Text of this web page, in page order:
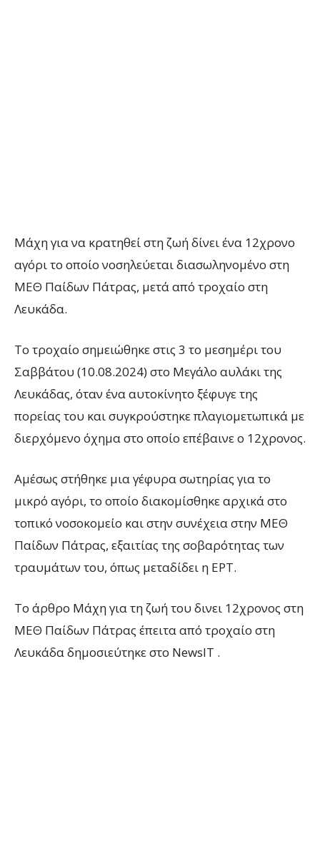
Μάχη για να κρατηθεί στη ζωή δίνει ένα 12χρονο
αγόρι το οποίο νοσηλεύεται διασωληνομένο στη
ΜΕΘ Παίδων Πάτρας, μετά από τροχαίο στη
Λευκάδα.
Το τροχαίο σημειώθηκε στις 3 το μεσημέρι του
Σαββάτου (10.08.2024) στο Μεγάλο αυλάκι της
Λευκάδας, όταν ένα αυτοκίνητο ξέφυγε της
πορείας του και συγκρούστηκε πλαγιομετωπικά με
διερχόμενο όχημα στο οποίο επέβαινε ο 12χρονος.
Αμέσως στήθηκε μια γέφυρα σωτηρίας για το
μικρό αγόρι, το οποίο διακομίσθηκε αρχικά στο
τοπικό νοσοκομείο και στην συνέχεια στην ΜΕΘ
Παίδων Πάτρας, εξαιτίας της σοβαρότητας των
τραυμάτων του, όπως μεταδίδει η ΕΡΤ.
To άρθρο Μάχη για τη ζωή του δινει 12χρονος στη
ΜΕΘ Παίδων Πάτρας έπειτα από τροχαίο στη
Λευκάδα δημοσιεύτηκε στο NewsIT .